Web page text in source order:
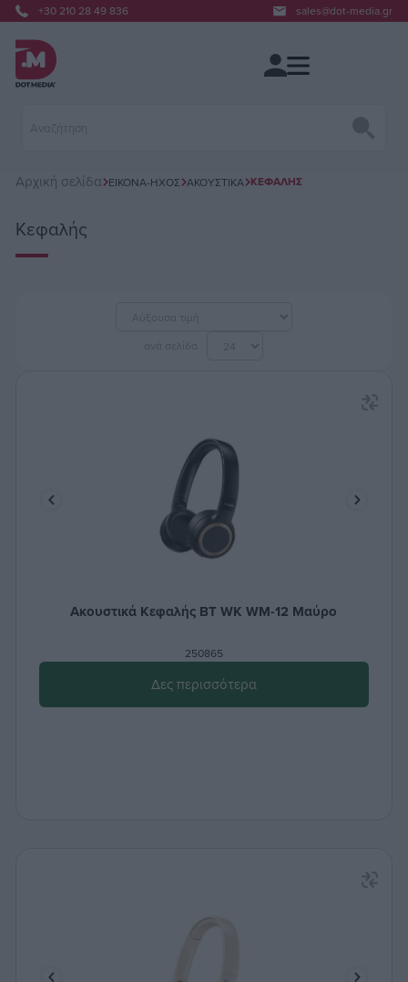
+30 210 28 49 836 sales@dot-media.gr
Αρχική σελίδα ΕΙΚΌΝΑ-ΉΧΟΣ ΑΚΟΥΣΤΙΚΆ ΚΕΦΑΛΉΣ
Κεφαλής
Ακουστικά Κεφαλής BT WK WM-12 Μαύρo
250865
Δες περισσότερα